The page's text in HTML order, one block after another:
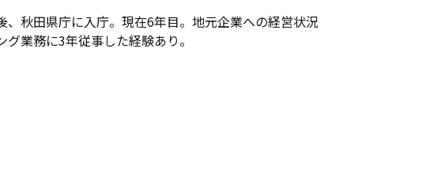
、秋田県庁に入庁。現在6年目。地元企業への経営状況
グ業務に3年従事した経験あり。